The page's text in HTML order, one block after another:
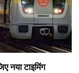
नया टाइमिंग